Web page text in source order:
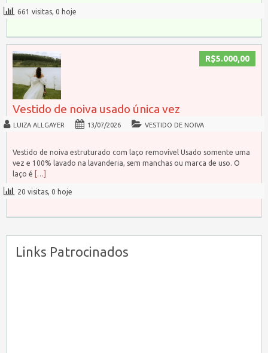
661 visitas, 0 hoje
R$5.000,00
Vestido de noiva usado única vez
LUIZA ALLGAYER 13/07/2026 VESTIDO DE NOIVA
Vestido de noiva estruturado com laço removível Usado somente uma
vez e 100% lavado na lavanderia, sem manchas ou marca de uso. O
laço é
[…]
20 visitas, 0 hoje
Links Patrocinados